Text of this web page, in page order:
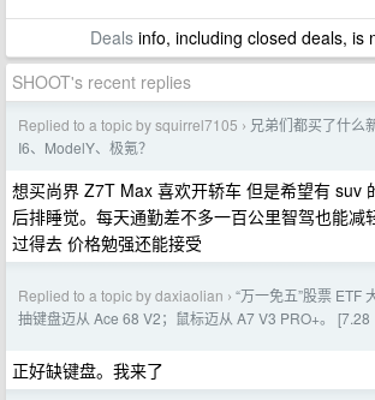
Dealsinfo, including closed deals, is
SHOOT's recent replies
Replied to a topic by squirrel7105 › 兄弟们都买了什么
I6、ModelY、极氪？
想买尚界 Z7T Max 喜欢开轿车 但是希望有 suv
后排睡觉。每天通勤差不多一百公里智驾也能减
过得去 价格勉强还能接受
Replied to a topic by daxiaolian › “万一免五”股票 ETF
抽键盘迈从 Ace 68 V2；鼠标迈从 A7 V3 PRO+。 [7.28
正好缺键盘。我来了